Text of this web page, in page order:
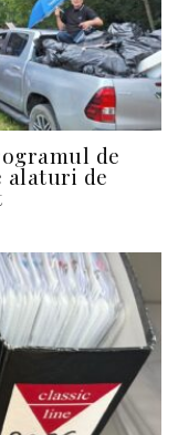
de
alaturi de